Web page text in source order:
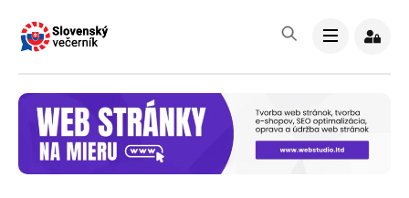
content
Menu